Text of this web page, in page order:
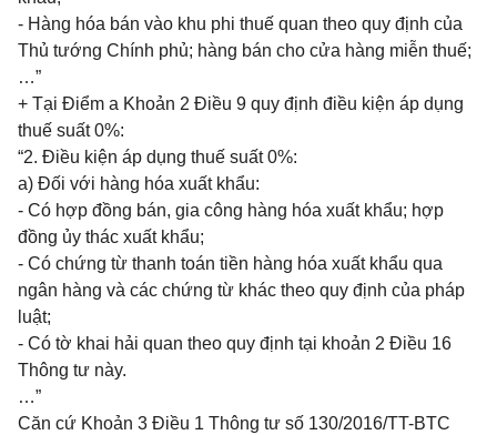
- Hàng hóa bán vào khu phi thuế quan theo quy định của
Thủ tướng Chính phủ; hàng bán cho cửa hàng miễn thuế;
…”
+ Tại Điểm a Khoản 2 Điều 9 quy định điều kiện áp dụng
thuế suất 0%:
“2. Điều kiện áp dụng thuế suất 0%:
a) Đối với hàng hóa xuất khẩu:
- Có hợp đồng bán, gia công hàng hóa xuất khẩu; hợp
đồng ủy thác xuất khẩu;
- Có chứng từ thanh toán tiền hàng hóa xuất khẩu qua
ngân hàng và các chứng từ khác theo quy định của pháp
luật;
- Có tờ khai hải quan theo quy định tại khoản 2 Điều 16
Thông tư này.
…”
Căn cứ Khoản 3 Điều 1 Thông tư số 130/2016/TT-BTC